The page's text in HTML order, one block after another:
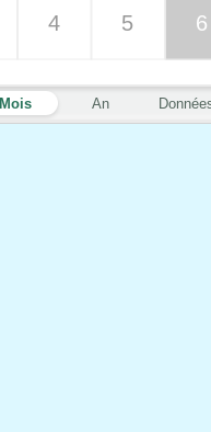
Mois An
4 5 6